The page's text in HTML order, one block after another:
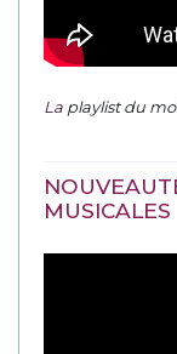
La playlist du
MUSICALES